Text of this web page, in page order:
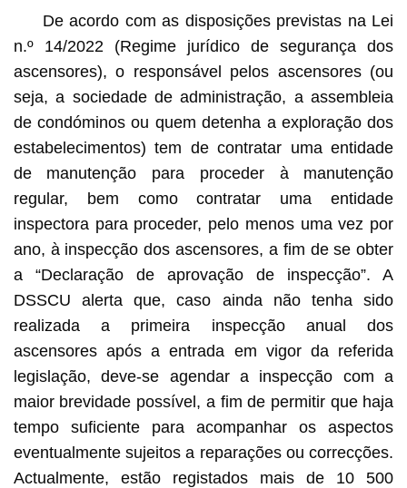
De acordo com as disposições previstas na Lei
n.º 14/2022 (Regime jurídico de segurança dos
ascensores), o responsável pelos ascensores (ou
seja, a sociedade de administração, a assembleia
de condóminos ou quem detenha a exploração dos
estabelecimentos) tem de contratar uma entidade
de manutenção para proceder à manutenção
regular, bem como contratar uma entidade
inspectora para proceder, pelo menos uma vez por
ano, à inspecção dos ascensores, a fim de se obter
a “Declaração de aprovação de inspecção”. A
DSSCU alerta que, caso ainda não tenha sido
realizada a primeira inspecção anual dos
ascensores após a entrada em vigor da referida
legislação, deve-se agendar a inspecção com a
maior brevidade possível, a fim de permitir que haja
tempo suficiente para acompanhar os aspectos
eventualmente sujeitos a reparações ou correcções.
Actualmente, estão registados mais de 10 500